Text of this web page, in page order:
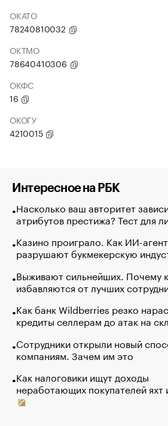
ОКАТО
78240810032
ОКТМО
78640410306
ОКФС
16
ОКОГУ
4210015
Интересное на РБК
Насколько ваш авторитет
атрибутов престижа? Тест для
Казино проиграло. Как ИИ-
разрушают букмекерскую
Выживают сильнейших. Почему
избавляются от лучших
Как банк Wildberries резко
кредиты селлерам до атак на
Сотрудники открыли новый
компаниям. Зачем им это
Как налоговики ищут доходы
неработающих покупателей яхт